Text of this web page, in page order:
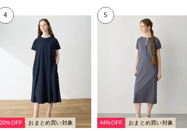
4
20%OFF おまとめ買い対象
5
44%OFF おまとめ買い対象